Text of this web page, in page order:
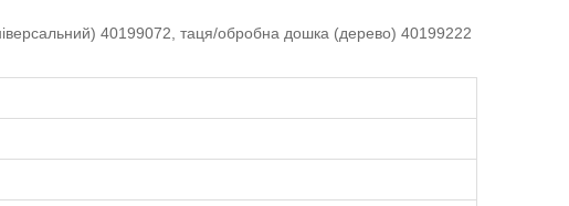
40199072, таця/обробна дошка (дерево) 40199222